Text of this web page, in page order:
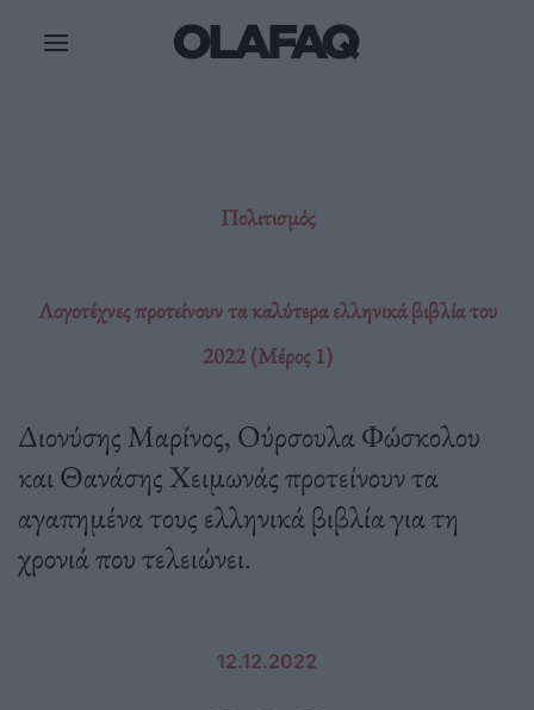
Πολιτισμός
Λογοτέχνες προτείνουν τα καλύτερα ελληνικά βιβλία του
2022 (Μέρος 1)
Διονύσης Μαρίνος, Ούρσουλα Φώσκολου
και Θανάσης Χειμωνάς προτείνουν τα
αγαπημένα τους ελληνικά βιβλία για τη
χρονιά που τελειώνει.
12.12.2022